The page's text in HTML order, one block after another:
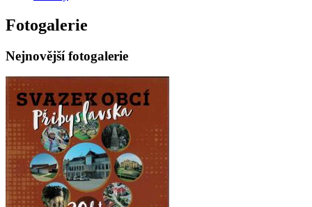
Fotogalerie
Nejnovější fotogalerie